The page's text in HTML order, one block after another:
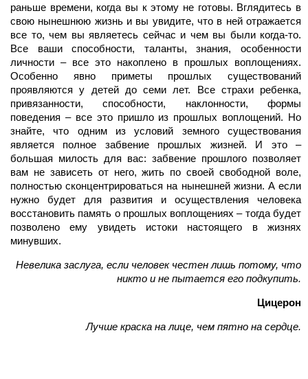
раньше времени, когда вы к этому не готовы. Вглядитесь в
свою нынешнюю жизнь и вы увидите, что в ней отражается
все то, чем вы являетесь сейчас и чем вы были когда-то.
Все ваши способности, таланты, знания, особенности
личности – все это накоплено в прошлых воплощениях.
Особенно явно приметы прошлых существований
проявляются у детей до семи лет. Все страхи ребенка,
привязанности, способности, наклонности, формы
поведения – все это пришло из прошлых воплощений. Но
знайте, что одним из условий земного существования
является полное забвение прошлых жизней. И это –
большая милость для вас: забвение прошлого позволяет
вам не зависеть от него, жить по своей свободной воле,
полностью сконцентрироваться на нынешней жизни. А если
нужно будет для развития и осуществления человека
восстановить память о прошлых воплощениях – тогда будет
позволено ему увидеть истоки настоящего в жизнях
минувших.
Невелика заслуга, если человек честен лишь потому, что
никто и не пытается его подкупить.
Цицерон
Лучше краска на лице, чем пятно на сердце.